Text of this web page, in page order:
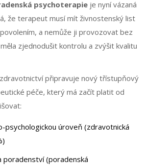
psychoterapie je nyní vázaná
že terapeut musí mít živnostenský list
a nemůže ji provozovat bez
zjednodušit kontrolu a zvýšit kvalitu
připravuje nový třístupňový
péče, který má začít platit od
psychologickou úroveň (zdravotnická
poradenství (poradenská